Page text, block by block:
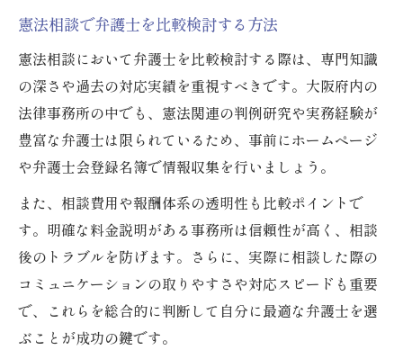
憲法相談で弁護士を比較検討する方法
憲法相談において弁護士を比較検討する際は、専門知識
の深さや過去の対応実績を重視すべきです。大阪府内の
法律事務所の中でも、憲法関連の判例研究や実務経験が
豊富な弁護士は限られているため、事前にホームページ
や弁護士会登録名簿で情報収集を行いましょう。
また、相談費用や報酬体系の透明性も比較ポイントで
す。明確な料金説明がある事務所は信頼性が高く、相談
後のトラブルを防げます。さらに、実際に相談した際の
コミュニケーションの取りやすさや対応スピードも重要
で、これらを総合的に判断して自分に最適な弁護士を選
ぶことが成功の鍵です。